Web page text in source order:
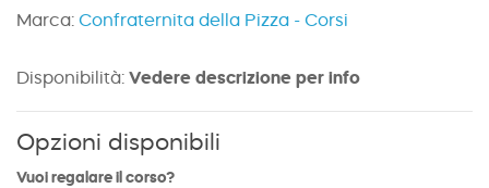
Marca: Confraternita della Pizza - Corsi
Disponibilità: Vedere descrizione per info
Opzioni disponibili
Vuoi regalare il corso?